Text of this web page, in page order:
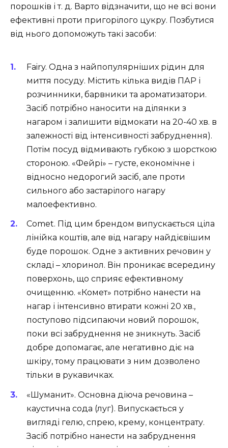
порошків і т. д. Варто відзначити, що не всі вони
ефективні проти пригорілого цукру. Позбутися
від нього допоможуть такі засоби:
Fairy. Одна з найпопулярніших рідин для
миття посуду. Містить кілька видів ПАР і
розчинники, барвники та ароматизатори.
Засіб потрібно наносити на ділянки з
нагаром і залишити відмокати на 20-40 хв. в
залежності від інтенсивності забруднення).
Потім посуд відмивають губкою з шорсткою
стороною. «Фейрі» – густе, економічне і
відносно недорогий засіб, але проти
сильного або застарілого нагару
малоефективно.
Comet. Під цим брендом випускається ціла
лінійка коштів, але від нагару найдієвішим
буде порошок. Одне з активних речовин у
складі – хлоринол. Він проникає всередину
поверхонь, що сприяє ефективному
очищенню. «Комет» потрібно нанести на
нагар і інтенсивно втирати кожні 20 хв.,
поступово підсипаючи новий порошок,
поки всі забруднення не зникнуть. Засіб
добре допомагає, але негативно діє на
шкіру, тому працювати з ним дозволено
тільки в рукавичках.
«Шуманит». Основна діюча речовина –
каустична сода (луг). Випускається у
вигляді гелю, спрею, крему, концентрату.
Засіб потрібно нанести на забруднення